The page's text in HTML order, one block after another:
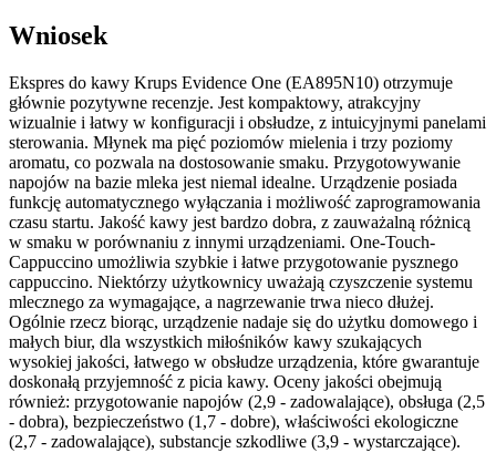
Wniosek
Ekspres do kawy Krups Evidence One (EA895N10) otrzymuje
głównie pozytywne recenzje. Jest kompaktowy, atrakcyjny
wizualnie i łatwy w konfiguracji i obsłudze, z intuicyjnymi panelami
sterowania. Młynek ma pięć poziomów mielenia i trzy poziomy
aromatu, co pozwala na dostosowanie smaku. Przygotowywanie
napojów na bazie mleka jest niemal idealne. Urządzenie posiada
funkcję automatycznego wyłączania i możliwość zaprogramowania
czasu startu. Jakość kawy jest bardzo dobra, z zauważalną różnicą
w smaku w porównaniu z innymi urządzeniami. One-Touch-
Cappuccino umożliwia szybkie i łatwe przygotowanie pysznego
cappuccino. Niektórzy użytkownicy uważają czyszczenie systemu
mlecznego za wymagające, a nagrzewanie trwa nieco dłużej.
Ogólnie rzecz biorąc, urządzenie nadaje się do użytku domowego i
małych biur, dla wszystkich miłośników kawy szukających
wysokiej jakości, łatwego w obsłudze urządzenia, które gwarantuje
doskonałą przyjemność z picia kawy. Oceny jakości obejmują
również: przygotowanie napojów (2,9 - zadowalające), obsługa (2,5
- dobra), bezpieczeństwo (1,7 - dobre), właściwości ekologiczne
(2,7 - zadowalające), substancje szkodliwe (3,9 - wystarczające).